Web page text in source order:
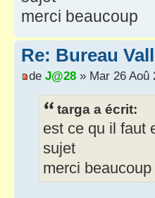
merci beaucoup
Re: Bureau
de J@28 » Mar 26 Aoû
targa a écrit:
est ce qu il faut
sujet
merci beaucoup